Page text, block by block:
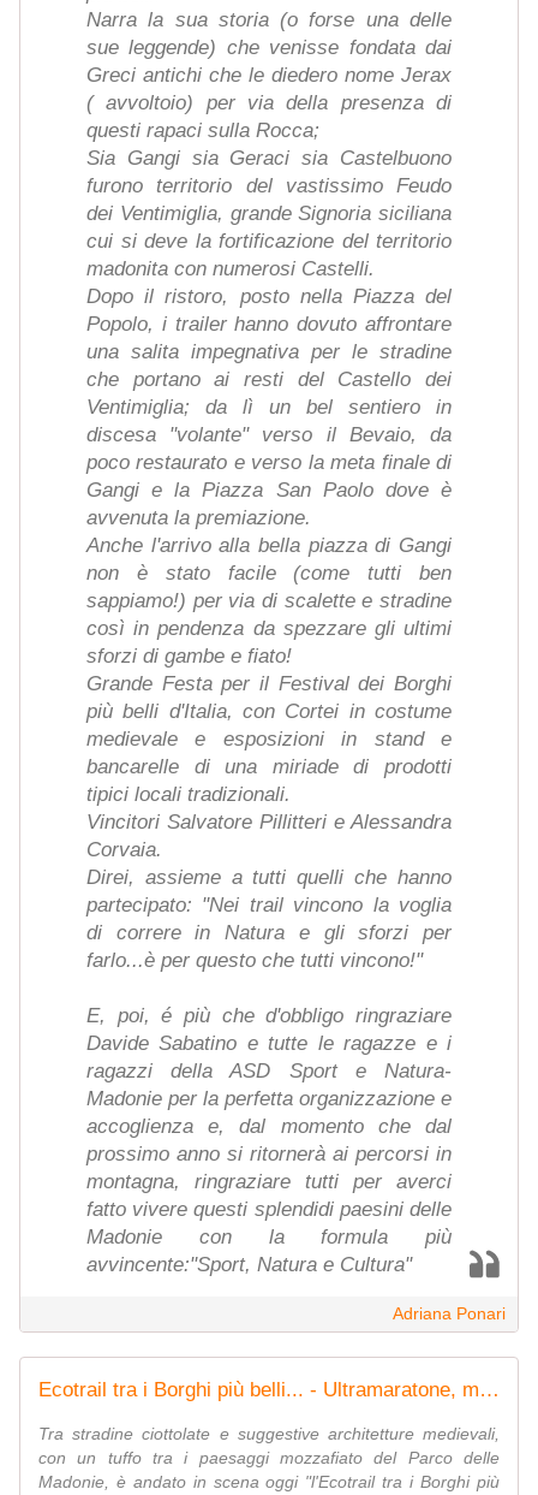
Narra la sua storia (o forse una delle
sue leggende) che venisse fondata dai
Greci antichi che le diedero nome Jerax
( avvoltoio) per via della presenza di
questi rapaci sulla Rocca;
Sia Gangi sia Geraci sia Castelbuono
furono territorio del vastissimo Feudo
dei Ventimiglia, grande Signoria siciliana
cui si deve la fortificazione del territorio
madonita con numerosi Castelli.
Dopo il ristoro, posto nella Piazza del
Popolo, i trailer hanno dovuto affrontare
una salita impegnativa per le stradine
che portano ai resti del Castello dei
Ventimiglia; da lì un bel sentiero in
discesa "volante" verso il Bevaio, da
poco restaurato e verso la meta finale di
Gangi e la Piazza San Paolo dove è
avvenuta la premiazione.
Anche l'arrivo alla bella piazza di Gangi
non è stato facile (come tutti ben
sappiamo!) per via di scalette e stradine
così in pendenza da spezzare gli ultimi
sforzi di gambe e fiato!
Grande Festa per il Festival dei Borghi
più belli d'Italia, con Cortei in costume
medievale e esposizioni in stand e
bancarelle di una miriade di prodotti
tipici locali tradizionali.
Vincitori Salvatore Pillitteri e Alessandra
Corvaia.
Direi, assieme a tutti quelli che hanno
partecipato: "Nei trail vincono la voglia
di correre in Natura e gli sforzi per
farlo...è per questo che tutti vincono!"
E, poi, é più che d'obbligo ringraziare
Davide Sabatino e tutte le ragazze e i
ragazzi della ASD Sport e Natura-
Madonie per la perfetta organizzazione e
accoglienza e, dal momento che dal
prossimo anno si ritornerà ai percorsi in
montagna, ringraziare tutti per averci
fatto vivere questi splendidi paesini delle
Madonie con la formula più
avvincente:"Sport, Natura e Cultura"
Adriana Ponari
Ecotrail tra i Borghi più belli... - Ultramaratone, maratone e dintorni | Facebook
Tra stradine ciottolate e suggestive architetture medievali,
con un tuffo tra i paesaggi mozzafiato del Parco delle
Madonie, è andato in scena oggi "l'Ecotrail tra i Borghi più